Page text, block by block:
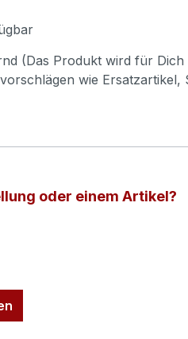
(Das Produkt wird für
wie
oder einem Artikel?